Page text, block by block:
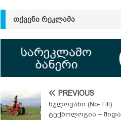
ᲗᲥᲕᲔᲜᲘ ᲠᲔᲙᲚᲐᲛᲐ
PREVIOUS
ნულოვანი (No-Till)
ტექნოლოგია – შიდა